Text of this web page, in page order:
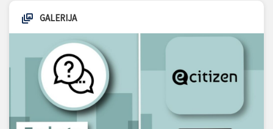
GALERIJA